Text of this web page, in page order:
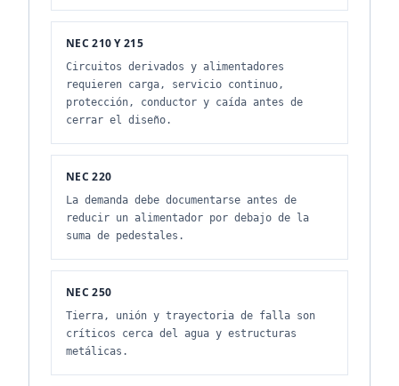
NEC 210 Y 215
Circuitos derivados y alimentadores
requieren carga, servicio continuo,
protección, conductor y caída antes de
cerrar el diseño.
NEC 220
La demanda debe documentarse antes de
reducir un alimentador por debajo de la
suma de pedestales.
NEC 250
Tierra, unión y trayectoria de falla son
críticos cerca del agua y estructuras
metálicas.